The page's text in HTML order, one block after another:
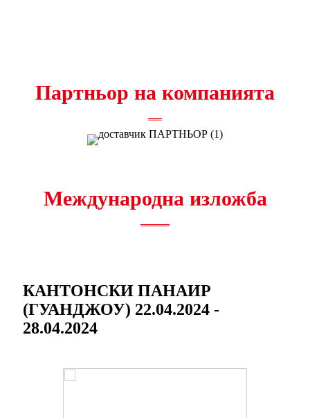
Партньор на компанията
Международна изложба
КАНТОНСКИ ПАНАИР
(ГУАНДЖОУ) 22.04.2024 -
28.04.2024